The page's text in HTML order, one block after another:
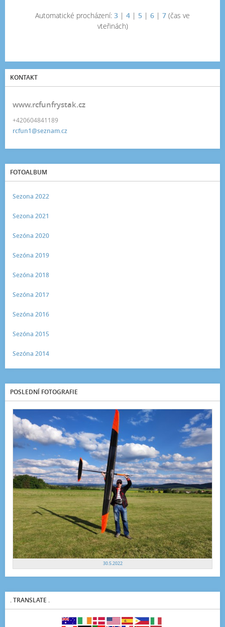
Automatické procházení: 3 | 4 | 5 | 6 | 7 (čas ve
vteřinách)
KONTAKT
www.rcfunfrystak.cz
+420604841189
rcfun1@seznam.cz
FOTOALBUM
Sezona 2022
Sezona 2021
Sezóna 2020
Sezóna 2019
Sezóna 2018
Sezóna 2017
Sezóna 2016
Sezóna 2015
Sezóna 2014
POSLEDNÍ FOTOGRAFIE
30.5.2022
. TRANSLATE .